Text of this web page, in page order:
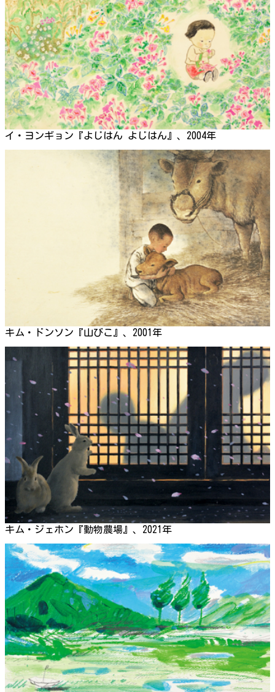
イ・ヨンギョン『よじはん よじはん』、2004年
キム・ドンソン『山びこ』、2001年
キム・ジェホン『動物農場』、2021年